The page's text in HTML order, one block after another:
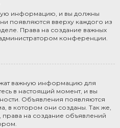
информацию, и вы должны
появляются вверху каждого из
Права на создание важных
конференции.
важную информацию для
в настоящий момент, и вы
Объявления появляются
в котором они созданы. Так же,
на создание объявлений